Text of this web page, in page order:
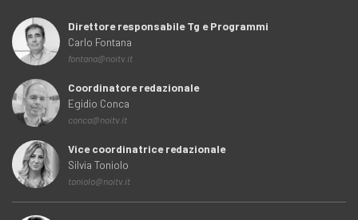
Direttore responsabile Tg e Programmi
Carlo Fontana
fontana@noitv.it
Coordinatore redazionale
Egidio Conca
conca@noitv.it
Vice coordinatrice redazionale
Silvia Toniolo
toniolo@noitv.it